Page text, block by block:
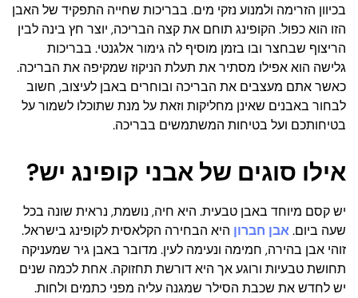
בכיוון הזרימה ולמנוע נזקי מים. בבריכות שחייה התפקיד של האבן
הזו הוא כפול. הקופינג תוחם את קצה הבריכה, יוצר חץ בינה לבין
הריצוף שבחצר ובו בזמן מוסיף לה גימור אלגנטי. בבריכות
גלישה הוא אפילו מסתיר את תעלת הניקוז שמקיפה את הבריכה.
כאשר אתם מעצבים את הבריכה ובוחרים באבן לעיצוב, חשוב
לבחור באבנים שאינן מחליקות וזאת על מנת שתוכלו לשמור על
בטיחותכם ועל בטיחות המשתמשים בבריכה.
אילו סוגים של אבני קופינג יש?
יש קסם מיוחד באבן טבעית. היא חיה, נושמת, נראית שונה בכל
שעה ביום.אבן חברון היא הבחירה הקלאסית לקופינג בישראל.
זוהי אבן בהירה, חמימה ונעימה לעין. מדובר באבן גיר שמעניקה
תחושת טבעיות ורוגע אך היא דורשת תחזוקה. אחת לכמה שנים
יש לחדש את שכבת הסילר שמגנה עליה מפני כתמים ולחות.